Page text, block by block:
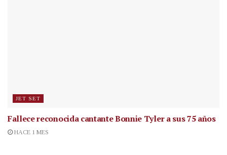
JET SET
Fallece reconocida cantanteBonnie Tyler a sus 75 años
HACE 1 MES